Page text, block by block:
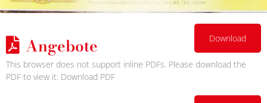
Angebote Download
This browser does not support inline PDFs. Please download the
PDF to view it: Download PDF